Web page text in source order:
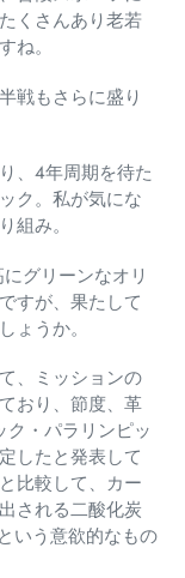
くさんあり老若
ね。
戦もさらに盛り
、4年周期を待た
ク。私が気にな
組み。
グリーンなオリ
すが、果たして
ょうか。
、ミッションの
おり、 節度、革
・パラリンピッ
したと発表して
比較して、カー
される二酸化炭
いう意欲的なもの